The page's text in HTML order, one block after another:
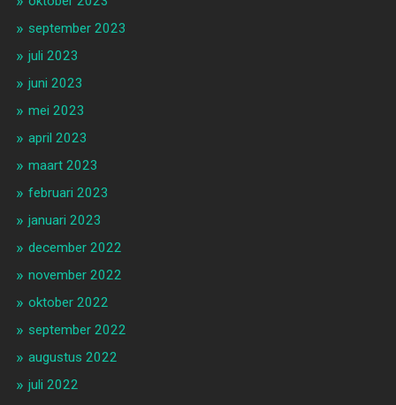
september 2023
juli 2023
juni 2023
mei 2023
april 2023
maart 2023
februari 2023
januari 2023
december 2022
november 2022
oktober 2022
september 2022
augustus 2022
juli 2022